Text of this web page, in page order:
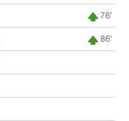
76'
86'